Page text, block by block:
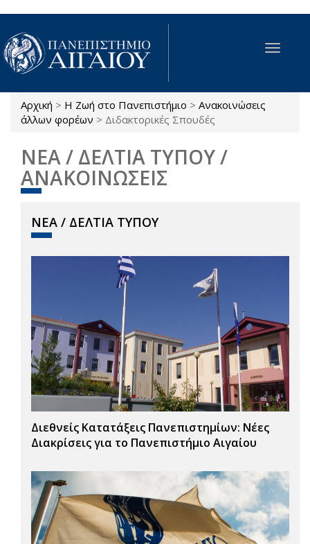
Παράκαμψη προς το κυρίως περιεχόμενο
Toggle
Είστε εδώ
Αρχική > Η Ζωή στο Πανεπιστήμιο > Ανακοινώσεις
άλλων φορέων > Διδακτορικές Σπουδές
ΝΕΑ / ΔΕΛΤΙΑ ΤΥΠΟΥ /
ΑΝΑΚΟΙΝΩΣΕΙΣ
ΝΕΑ / ΔΕΛΤΙΑ ΤΥΠΟΥ
Διεθνείς Κατατάξεις Πανεπιστημίων: Νέες
Διακρίσεις για το Πανεπιστήμιο Αιγαίου